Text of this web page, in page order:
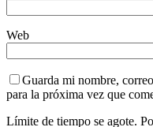
Web
Guarda mi nombre,
para la próxima vez que
Límite de tiempo se agote.